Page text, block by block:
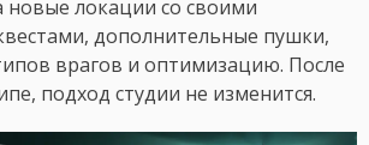
новые локации со своими
дополнительные пушки,
врагов и оптимизацию. После
подход студии не изменится.